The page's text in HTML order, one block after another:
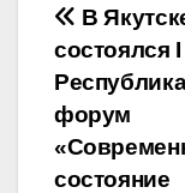
по
В
состоялся I
форум
состояние